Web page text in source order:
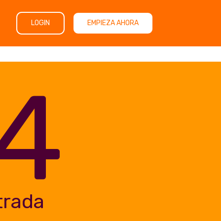
LOGIN EMPIEZA AHORA